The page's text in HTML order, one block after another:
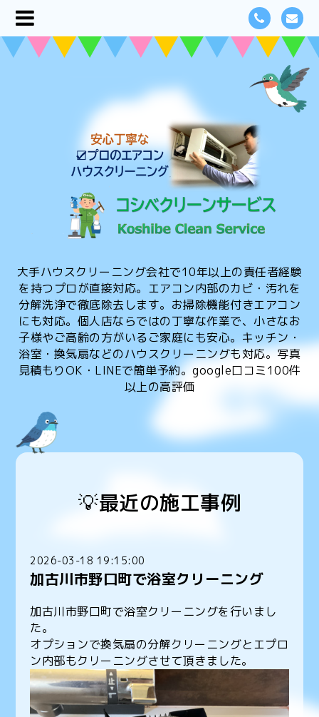
大手ハウスクリーニング会社で10年以上の責任者経験
を持つプロが直接対応。エアコン内部のカビ・汚れを
分解洗浄で徹底除去します。お掃除機能付きエアコン
にも対応。個人店ならではの丁寧な作業で、小さなお
子様やご高齢の方がいるご家庭にも安心。キッチン・
浴室・換気扇などのハウスクリーニングも対応。写真
見積もりOK・LINEで簡単予約。google口コミ100件
以上の高評価
💡最近の施工事例
2026-03-18 19:15:00
加古川市野口町で浴室クリーニング
加古川市野口町で浴室クリーニングを行いまし
た。
オプションで換気扇の分解クリーニングとエプロ
ン内部もクリーニングさせて頂きました。